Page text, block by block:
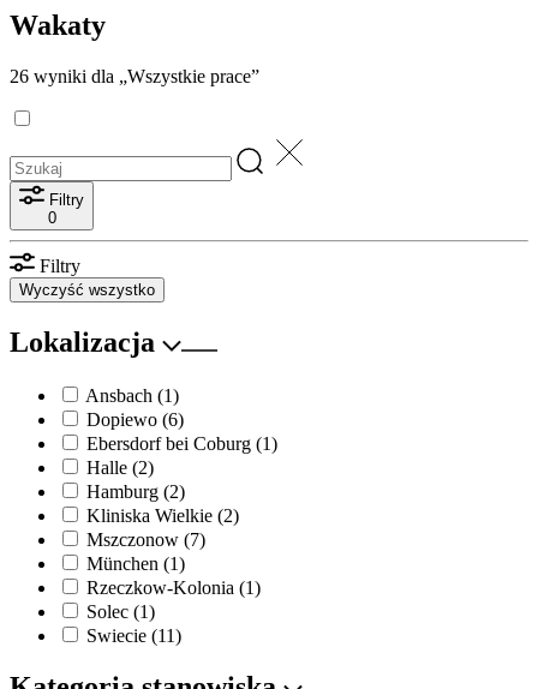
Wakaty
26 wyniki dla „Wszystkie prace”
Filtry
0
Filtry
Wyczyść wszystko
Lokalizacja
Ansbach (1)
Dopiewo (6)
Ebersdorf bei Coburg (1)
Halle (2)
Hamburg (2)
Kliniska Wielkie (2)
Mszczonow (7)
München (1)
Rzeczkow-Kolonia (1)
Solec (1)
Swiecie (11)